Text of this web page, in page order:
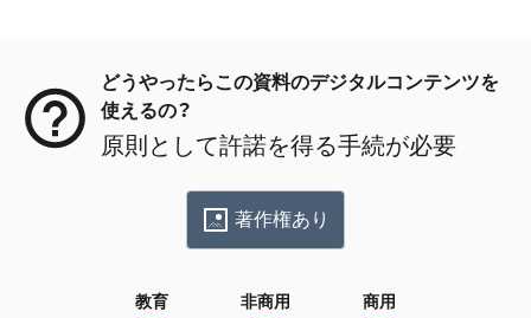
どうやったらこの資料のデジタルコンテンツを
使えるの？
原則として許諾を得る手続が必要
著作権あり
教育 非商用 商用